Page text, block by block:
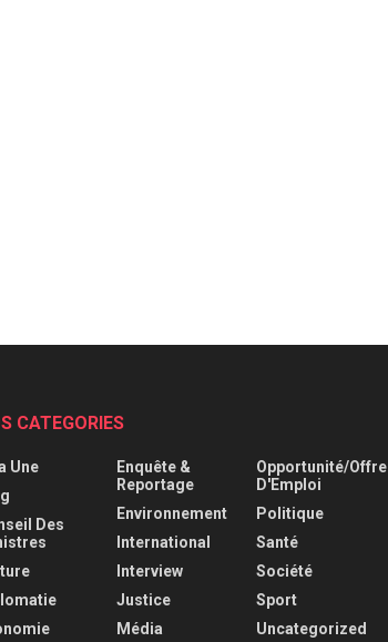
CATEGORIES
Une
Des
Enquête &
Reportage
Environnement
International
Interview
Justice
Média
Opportunité/Offre
D'Emploi
Politique
Santé
Société
Sport
Uncategorized